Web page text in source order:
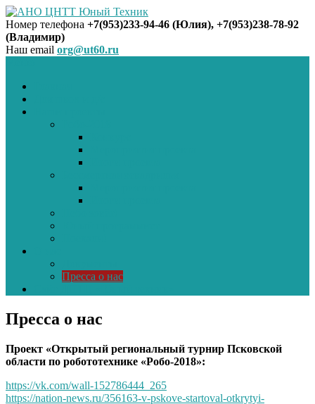
АНО ЦНТТ Юный Техник
Номер телефона +7(953)233-94-46 (Юлия), +7(953)238-78-92
(Владимир)
Наш email org@ut60.ru
Пресса о нас
Пресса о нас
Проект «Открытый региональный турнир Псковской
области по робототехнике «Робо-2018»:
https://vk.com/wall-152786444_265
https://nation-news.ru/356163-v-pskove-startoval-otkrytyi-